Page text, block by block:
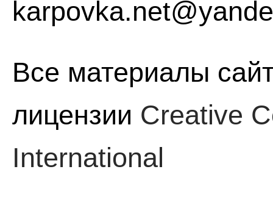
Все материалы
лицензии Creative
International